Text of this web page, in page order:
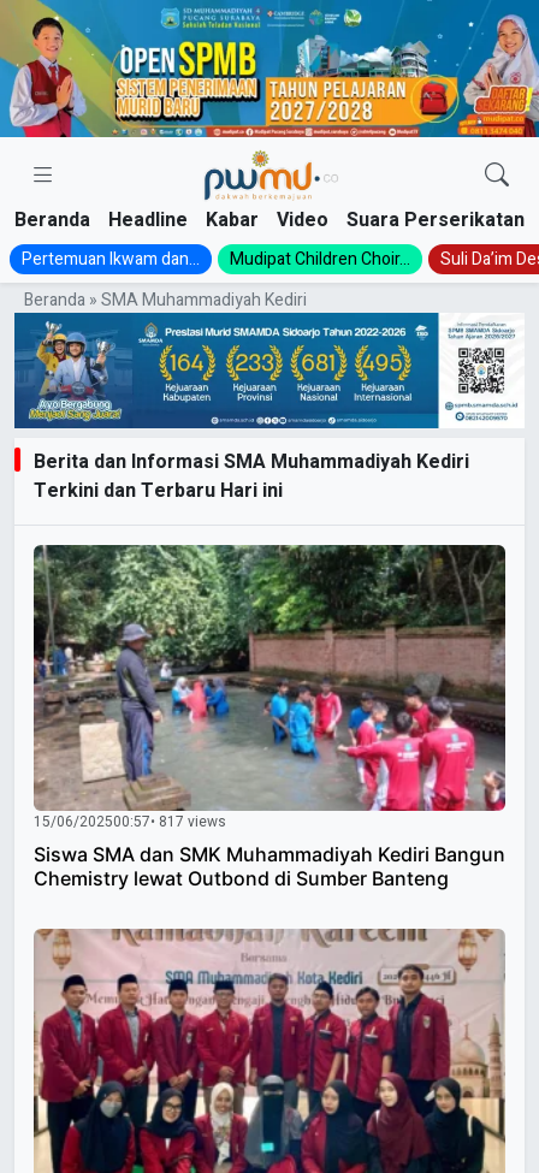
Skip
content
Beranda Headline Kabar Video Suara Perserikatan
Pertemuan Ikwam dan... Mudipat Children Choir...
Suli Da’im
Beranda»SMA Muhammadiyah Kediri
Berita dan Informasi SMA Muhammadiyah Kediri
Terkini dan Terbaru Hari ini
15/06/202500:57• 817 views
Siswa SMA dan SMK Muhammadiyah Kediri Bangun
Chemistry lewat Outbond di Sumber Banteng